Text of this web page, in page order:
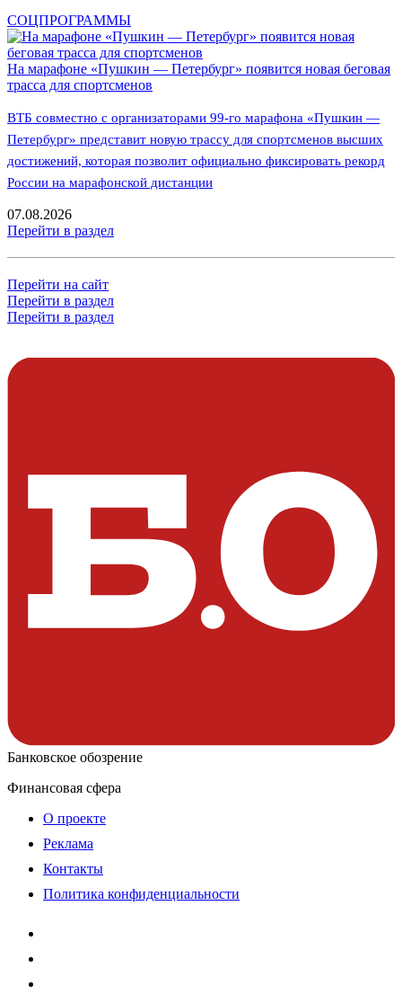
СОЦПРОГРАММЫ
На марафоне «Пушкин — Петербург» появится новая беговая
трасса для спортсменов
ВТБ совместно с организаторами 99-го марафона «Пушкин —
Петербург» представит новую трассу для спортсменов высших
достижений, которая позволит официально фиксировать рекорд
России на марафонской дистанции
07.08.2026
Перейти в раздел
Перейти на сайт
Перейти в раздел
Перейти в раздел
Банковское обозрение
Финансовая сфера
О проекте
Реклама
Контакты
Политика конфиденциальности